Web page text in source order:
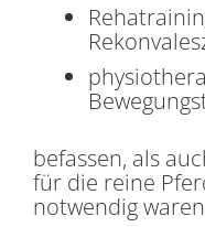
befassen, als
für die reine
notwendig waren